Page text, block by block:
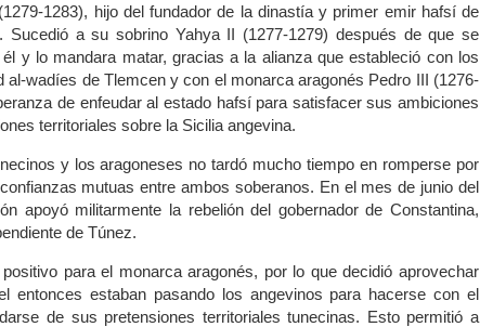
1283), hijo del fundador de la dinastía y primer emir hafsí de
Sucedió a su sobrino Yahya II (1277-1279) después de que se
y lo mandara matar, gracias a la alianza que estableció con los
al-wadíes de Tlemcen y con el monarca aragonés Pedro III (1276-
de enfeudar al estado hafsí para satisfacer sus ambiciones
territoriales sobre la Sicilia angevina.
y los aragoneses no tardó mucho tiempo en romperse por
mutuas entre ambos soberanos. En el mes de junio del
apoyó militarmente la rebelión del gobernador de Constantina,
de Túnez.
para el monarca aragonés, por lo que decidió aprovechar
entonces estaban pasando los angevinos para hacerse con el
de sus pretensiones territoriales tunecinas. Esto permitió a